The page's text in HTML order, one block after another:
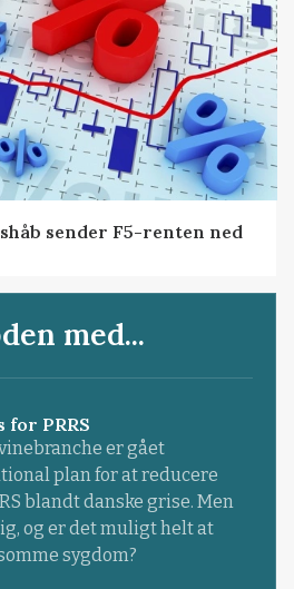
sender F5-renten ned
med...
for PRRS
er gået
plan for at reducere
blandt danske grise. Men
og er det muligt helt at
sygdom?